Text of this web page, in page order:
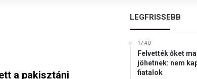
a pakisztáni
LEGFRISSEBB
17:40
Felvették őket
jöhetnek: nem
fiatalok